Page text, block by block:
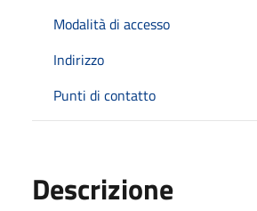
Modalità di accesso
Indirizzo
Punti di contatto
Descrizione